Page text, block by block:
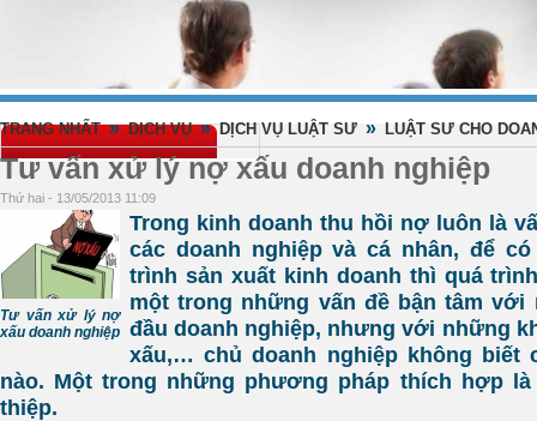
TRANG NHẤT » DỊCH VỤ » DỊCH VỤ LUẬT SƯ » LUẬT SƯ CHO
Tư vấn xử lý nợ xấu doanh nghiệp
Thứ hai - 13/05/2013 11:09
Tư vấn xử lý nợ
xấu doanh nghiệp
Trong kinh doanh thu hồi nợ luôn là
các doanh nghiệp và cá nhân, để
trình sản xuất kinh doanh thì quá
một trong những vấn đề bận tâm
đầu doanh nghiệp, nhưng với những
xấu,… chủ doanh nghiệp không biết
nào. Một trong những phương pháp thích hợp
thiệp.